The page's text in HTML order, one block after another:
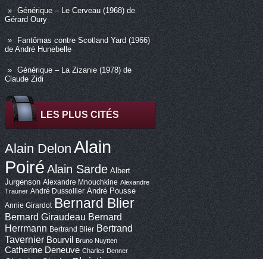
Générique – Le Cerveau (1968) de
Gérard Oury
Fantômas contre Scotland Yard (1966)
de André Hunebelle
Générique – La Zizanie (1978) de
Claude Zidi
LES PLUS CITÉS
Alain DelonAlain
Poiré Alain Sarde Albert
Jurgenson Alexandre Mnouchkine Alexandre
Trauner André Dussollier André Pousse
Annie Girardot Bernard Blier
Bernard Giraudeau Bernard
Herrmann Bertrand Blier Bertrand
Tavernier Bourvil Bruno Nuytten
Catherine Deneuve Charles Denner